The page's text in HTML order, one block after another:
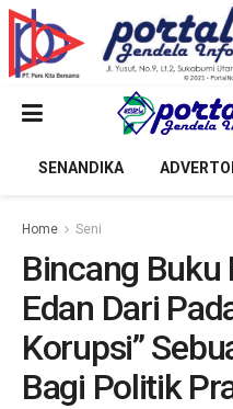
SENANDIKA
Home Seni
Bincang Buku
Edan Dari
Korupsi”
Bagi Politik